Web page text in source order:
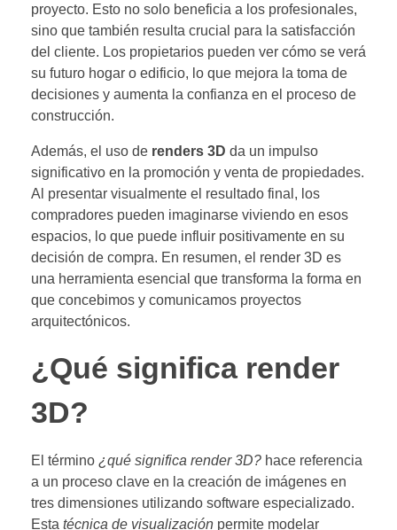
proyecto. Esto no solo beneficia a los profesionales,
sino que también resulta crucial para la satisfacción
del cliente. Los propietarios pueden ver cómo se verá
su futuro hogar o edificio, lo que mejora la toma de
decisiones y aumenta la confianza en el proceso de
construcción.
Además, el uso de renders 3D da un impulso
significativo en la promoción y venta de propiedades.
Al presentar visualmente el resultado final, los
compradores pueden imaginarse viviendo en esos
espacios, lo que puede influir positivamente en su
decisión de compra. En resumen, el render 3D es
una herramienta esencial que transforma la forma en
que concebimos y comunicamos proyectos
arquitectónicos.
¿Qué significa render
3D?
El término ¿qué significa render 3D? hace referencia
a un proceso clave en la creación de imágenes en
tres dimensiones utilizando software especializado.
Esta técnica de visualización permite modelar